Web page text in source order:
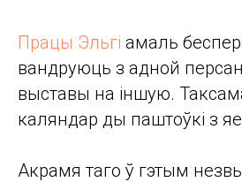
Працы Эльгі амаль
вандруюць з адной
выставы на іншую.
каляндар ды паштоўкі з
Акрамя таго ў гэтым